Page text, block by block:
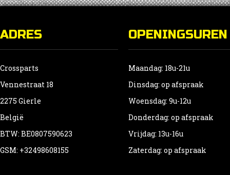
ADRES
Crossparts
Vennestraat 18
2275 Gierle
België
BTW: BE0807590623
GSM: +32498608155
OPENINGSUREN
Maandag: 18u-21u
Dinsdag: op afspraak
Woensdag: 9u-12u
Donderdag: op afspraak
Vrijdag: 13u-16u
Zaterdag: op afspraak